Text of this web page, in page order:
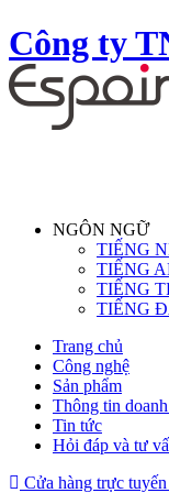
Công ty
NGÔN NGỮ
TIẾNG
TIẾNG
TIẾNG
TIẾNG
Trang chủ
Công nghệ
Sản phẩm
Thông tin
Tin tức
Hỏi đáp và tư
Cửa hàng trực